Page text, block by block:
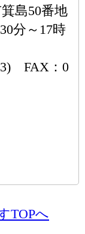
島50番地
分～17時
FAX：0
TOPへ